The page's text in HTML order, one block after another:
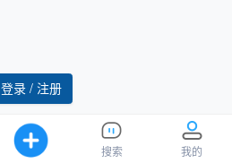
搜索 我的
登录 / 注册